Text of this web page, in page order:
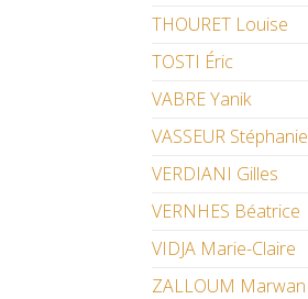
THOURET Louise
TOSTI Éric
VABRE Yanik
VASSEUR Stéphanie
VERDIANI Gilles
VERNHES Béatrice
VIDJA Marie-Claire
ZALLOUM Marwan